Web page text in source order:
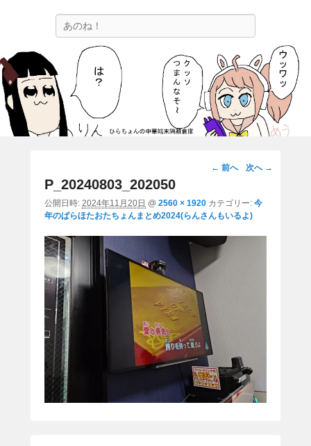
ひらちょんの中華端末隔離倉庫
ほたがページ上部にある検索バーを消してくれたサイトです。
画
ビ
ー
シ
← 前へ 次へ →
P_20240803_202050
公開日時: 2024年11月20日 @ 2560 × 1920 カテゴリー: 今
年のぱらほたおたちょんまとめ2024(らんさんもいるよ)